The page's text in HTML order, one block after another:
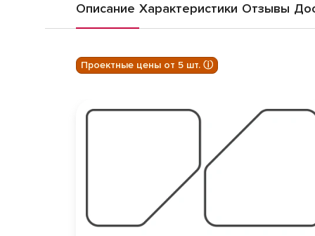
Описание Характеристики Отзывы
Проектные цены от 5 шт. ⓘ